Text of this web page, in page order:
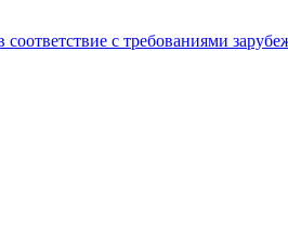
с требованиями